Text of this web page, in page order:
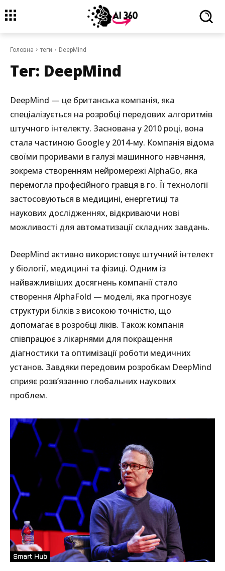
Головна теги DeepMind
Тег: DeepMind
DeepMind — це британська компанія, яка
спеціалізується на розробці передових алгоритмів
штучного інтелекту. Заснована у 2010 році, вона
стала частиною Google у 2014-му. Компанія відома
своїми проривами в галузі машинного навчання,
зокрема створенням нейромережі AlphaGo, яка
перемогла професійного гравця в го. Її технології
застосовуються в медицині, енергетиці та
наукових дослідженнях, відкриваючи нові
можливості для автоматизації складних завдань.
DeepMind активно використовує штучний інтелект
у біології, медицині та фізиці. Одним із
найважливіших досягнень компанії стало
створення AlphaFold — моделі, яка прогнозує
структури білків з високою точністю, що
допомагає в розробці ліків. Також компанія
співпрацює з лікарнями для покращення
діагностики та оптимізації роботи медичних
установ. Завдяки передовим розробкам DeepMind
сприяє розв’язанню глобальних наукових
проблем.
Smart Hub